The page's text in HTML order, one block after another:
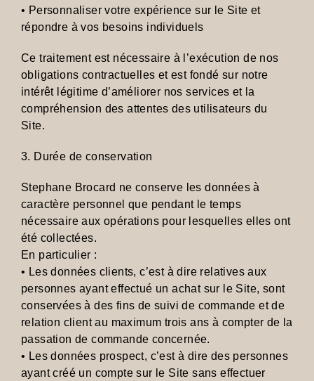
• Personnaliser votre expérience sur le Site et
répondre à vos besoins individuels
Ce traitement est nécessaire à l’exécution de nos
obligations contractuelles et est fondé sur notre
intérêt légitime d’améliorer nos services et la
compréhension des attentes des utilisateurs du
Site.
3. Durée de conservation
Stephane Brocard ne conserve les données à
caractère personnel que pendant le temps
nécessaire aux opérations pour lesquelles elles ont
été collectées.
En particulier :
• Les données clients, c’est à dire relatives aux
personnes ayant effectué un achat sur le Site, sont
conservées à des fins de suivi de commande et de
relation client au maximum trois ans à compter de la
passation de commande concernée.
• Les données prospect, c’est à dire des personnes
ayant créé un compte sur le Site sans effectuer